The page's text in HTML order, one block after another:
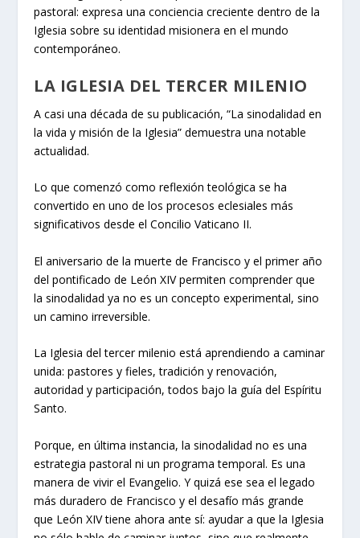
pastoral: expresa una conciencia creciente dentro de la
Iglesia sobre su identidad misionera en el mundo
contemporáneo.
LA IGLESIA DEL TERCER MILENIO
A casi una década de su publicación, “La sinodalidad en
la vida y misión de la Iglesia” demuestra una notable
actualidad.
Lo que comenzó como reflexión teológica se ha
convertido en uno de los procesos eclesiales más
significativos desde el Concilio Vaticano II.
El aniversario de la muerte de Francisco y el primer año
del pontificado de León XIV permiten comprender que
la sinodalidad ya no es un concepto experimental, sino
un camino irreversible.
La Iglesia del tercer milenio está aprendiendo a caminar
unida: pastores y fieles, tradición y renovación,
autoridad y participación, todos bajo la guía del Espíritu
Santo.
Porque, en última instancia, la sinodalidad no es una
estrategia pastoral ni un programa temporal. Es una
manera de vivir el Evangelio. Y quizá ese sea el legado
más duradero de Francisco y el desafío más grande
que León XIV tiene ahora ante sí: ayudar a que la Iglesia